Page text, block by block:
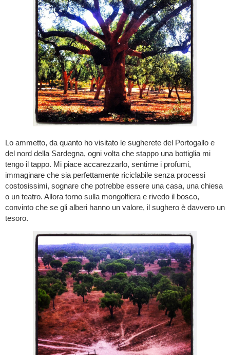
Lo ammetto, da quanto ho visitato le sugherete del Portogallo e
del nord della Sardegna, ogni volta che stappo una bottiglia mi
tengo il tappo. Mi piace accarezzarlo, sentirne i profumi,
immaginare che sia perfettamente riciclabile senza processi
costosissimi, sognare che potrebbe essere una casa, una chiesa
o un teatro. Allora torno sulla mongolfiera e rivedo il bosco,
convinto che se gli alberi hanno un valore, il sughero è davvero un
tesoro.